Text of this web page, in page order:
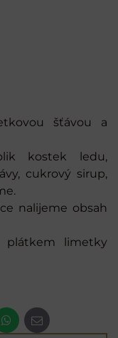
šťávou a
kostek ledu,
cukrový sirup,
nalijeme obsah
plátkem limetky
WhatsApp
E-
mail